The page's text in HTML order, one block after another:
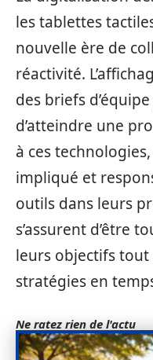
les tablettes
nouvelle ère de
réactivité.
des briefs
d’atteindre une
à ces
impliqué et
outils dans leurs
s’assurent d’être
leurs objectifs
stratégies en
Ne ratez rien de l'actu